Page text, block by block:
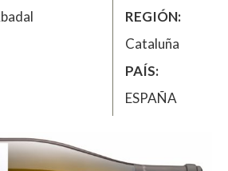
REGIÓN
Cataluña
PAÍS
ESPAÑA